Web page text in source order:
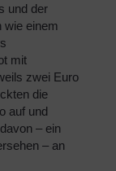
und der
wie einem
mit
zwei Euro
die
auf und
– ein
– an